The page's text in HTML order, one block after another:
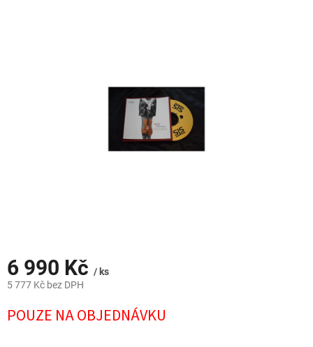
6 990 Kč / ks
5 777 Kč bez DPH
cena:
POUZE NA OBJEDNÁVKU